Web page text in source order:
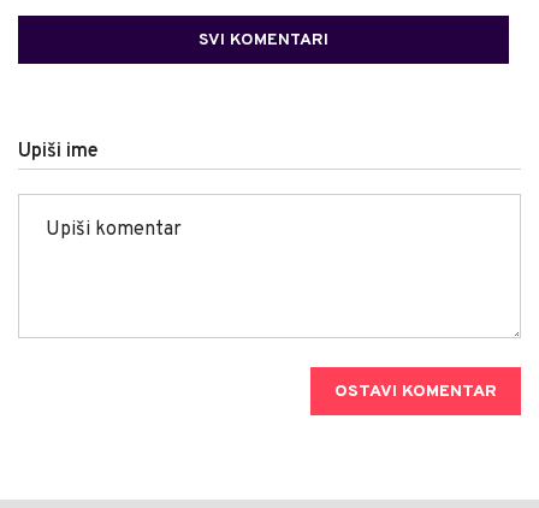
SVI KOMENTARI
Upiši ime
OSTAVI KOMENTAR